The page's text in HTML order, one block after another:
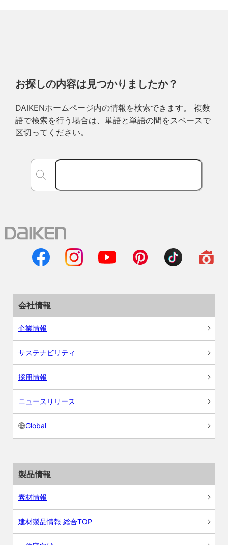
お探しの内容は見つかりましたか？
DAIKENホームページ内の情報を検索できます。 複数
語で検索を行う場合は、単語と単語の間をスペースで
区切ってください。
会社情報
企業情報
サステナビリティ
採用情報
ニュースリリース
Global
製品情報
素材情報
建材製品情報 総合TOP